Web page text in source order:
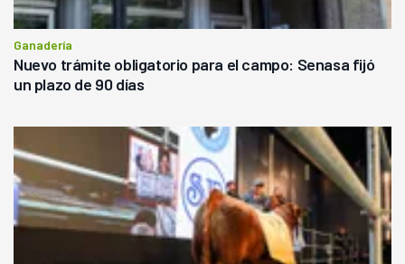
Ganadería
Nuevo trámite obligatorio para el campo: Senasa fijó
un plazo de 90 días